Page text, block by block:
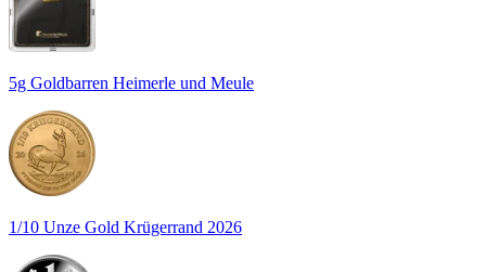
5g Goldbarren Heimerle und Meule
1/10 Unze Gold Krügerrand 2026